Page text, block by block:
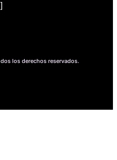
los derechos reservados.